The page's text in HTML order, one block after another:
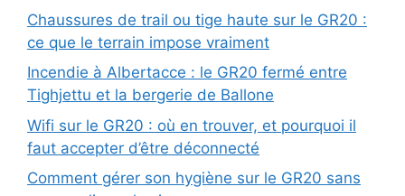
Chaussures de trail ou tige haute sur le GR20 :
ce que le terrain impose vraiment
Incendie à Albertacce : le GR20 fermé entre
Tighjettu et la bergerie de Ballone
Wifi sur le GR20 : où en trouver, et pourquoi il
faut accepter d’être déconnecté
Comment gérer son hygiène sur le GR20 sans